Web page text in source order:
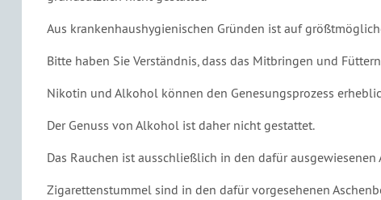
Aus krankenhaushygienischen Gründen ist auf
Bitte haben Sie Verständnis, dass das Mitbringen und
Nikotin und Alkohol können den Genesungsprozess
Der Genuss von Alkohol ist daher nicht gestattet.
Das Rauchen ist ausschließlich in den dafür
Zigarettenstummel sind in den dafür vorgesehenen